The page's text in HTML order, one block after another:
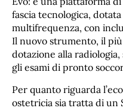
fascia tecnologica,
multifrequenza, con
Il nuovo strumento, il
dotazione alla
gli esami di pronto
Per quanto riguarda
ostetricia sia tratta di un